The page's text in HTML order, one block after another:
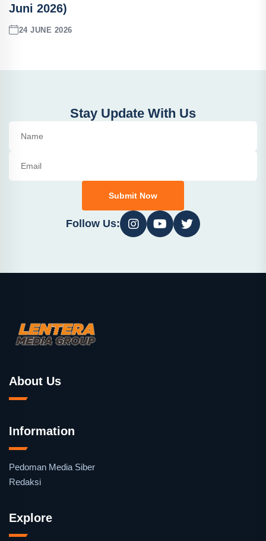
Juni 2026)
24 JUNE 2026
Stay Update With Us
Submit Now
Follow Us:
About Us
Information
Pedoman Media Siber
Redaksi
Explore